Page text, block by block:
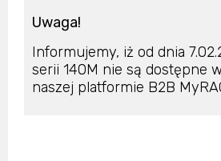
Uwaga!
Informujemy, iż od dnia
serii 140M nie są dostępne
naszej platformie B2B